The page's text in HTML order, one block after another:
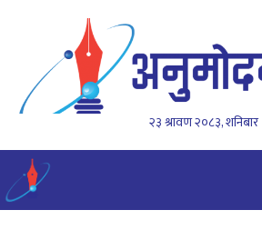
२३ श्रावण २०८३, शनिबार